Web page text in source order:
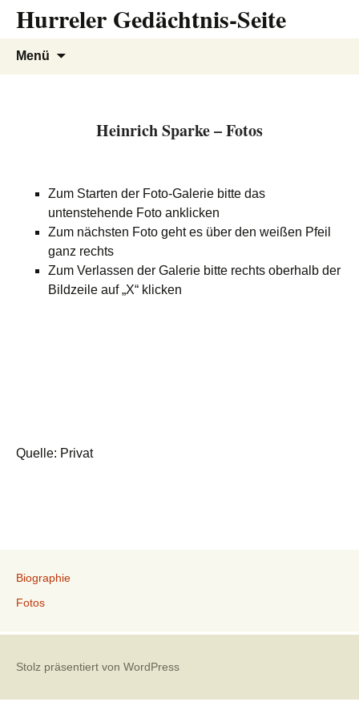
InhaltHurreler Gedächtnis-Seite
Menü
Heinrich Sparke – Fotos
Zum Starten der Foto-Galerie bitte das
untenstehende Foto anklicken
Zum nächsten Foto geht es über den weißen Pfeil
ganz rechts
Zum Verlassen der Galerie bitte rechts oberhalb der
Bildzeile auf „X“ klicken
Quelle: Privat
Biographie
Fotos
Stolz präsentiert von WordPress